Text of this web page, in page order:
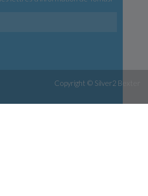
Copyright © Silver2 Bexter